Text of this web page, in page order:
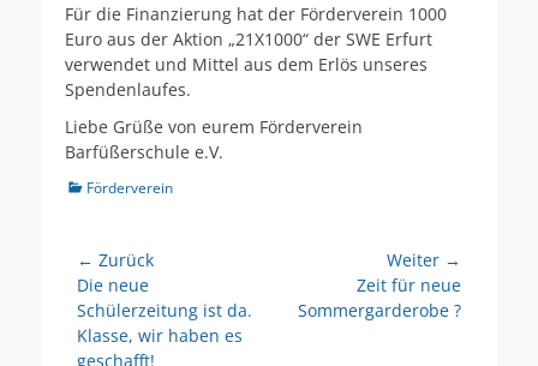
Für die Finanzierung hat der Förderverein 1000
Euro aus der Aktion „21X1000“ der SWE Erfurt
verwendet und Mittel aus dem Erlös unseres
Spendenlaufes.
Liebe Grüße von eurem Förderverein
Barfüßerschule e.V.
Kategorien
Förderverein
Beitragsnavigation
← Zurück
Vorheriger
Beitrag:
Die neue
Schülerzeitung ist da.
Klasse, wir haben es
geschafft!
Weiter →
Beitrag:
Zeit für neue
Sommergarderobe ?